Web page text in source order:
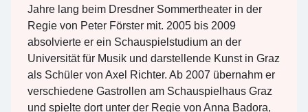
Jahre lang beim Dresdner Sommertheater in der
Regie von Peter Förster mit. 2005 bis 2009
absolvierte er ein Schauspielstudium an der
Universität für Musik und darstellende Kunst in Graz
als Schüler von Axel Richter. Ab 2007 übernahm er
verschiedene Gastrollen am Schauspielhaus Graz
und spielte dort unter der Regie von Anna Badora,